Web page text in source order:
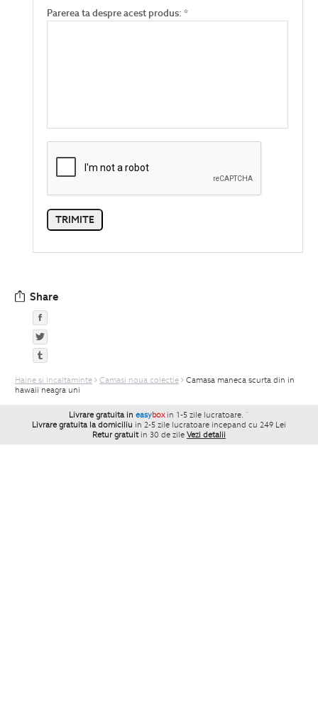
Parerea ta despre acest produs: *
Share
Haine si Incaltaminte Camasi noua colectie
Camasa maneca scurta din in
hawaii neagra uni
Livrare gratuita in easybox in 1-5 zile lucratoare. `
Livrare gratuita la domiciliu in 2-5 zile lucratoare incepand cu 249 Lei
Retur gratuit in 30 de zile Vezi detalii